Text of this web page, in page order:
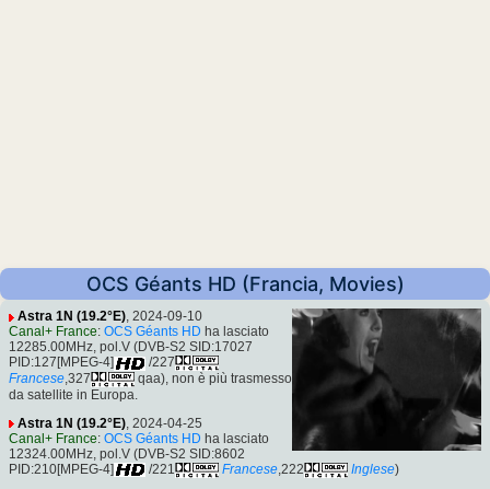
OCS Géants HD (Francia, Movies)
Astra 1N (19.2°E), 2024-09-10
Canal+ France: OCS Géants HD ha lasciato
12285.00MHz, pol.V (DVB-S2 SID:17027
PID:127[MPEG-4]
/227
Francese,327
qaa), non è più trasmesso
da satellite in Europa.
Astra 1N (19.2°E), 2024-04-25
Canal+ France: OCS Géants HD ha lasciato
12324.00MHz, pol.V (DVB-S2 SID:8602
PID:210[MPEG-4]
/221 Francese,222 Inglese)